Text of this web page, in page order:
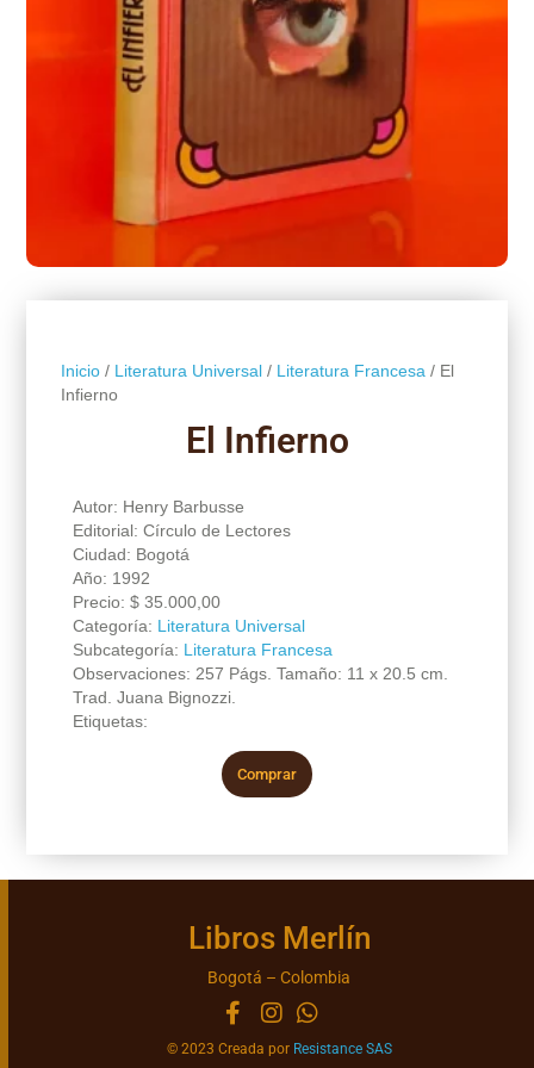
Inicio/ Literatura Universal/ Literatura Francesa / El
Infierno
El Infierno
Autor: Henry Barbusse
Editorial: Círculo de Lectores
Ciudad: Bogotá
Año: 1992
Precio: $35.000,00
Categoría: Literatura Universal
Subcategoría: Literatura Francesa
Observaciones: 257 Págs. Tamaño: 11 x 20.5 cm.
Trad. Juana Bignozzi.
Etiquetas:
Comprar
Libros Merlín
Bogotá – Colombia
© 2023 Creada por Resistance SAS